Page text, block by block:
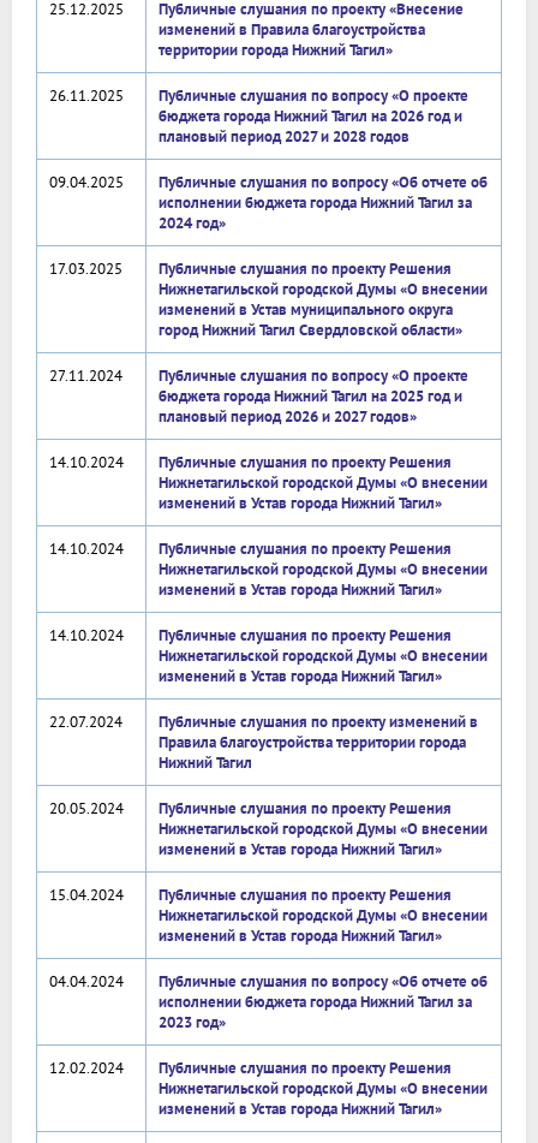
25.12.2025
Публичные слушания по проекту «Внесение
изменений в Правила благоустройства
территории города Нижний Тагил»
26.11.2025
Публичные слушания по вопросу «О проекте
бюджета города Нижний Тагил на 2026 год и
плановый период 2027 и 2028 годов
09.04.2025
Публичные слушания по вопросу «Об отчете об
исполнении бюджета города Нижний Тагил за
2024 год»
17.03.2025
Публичные слушания по проекту Решения
Нижнетагильской городской Думы «О внесении
изменений в Устав муниципального округа
город Нижний Тагил Свердловской области»
27.11.2024
Публичные слушания по вопросу «О проекте
бюджета города Нижний Тагил на 2025 год и
плановый период 2026 и 2027 годов»
14.10.2024
Публичные слушания по проекту Решения
Нижнетагильской городской Думы «О внесении
изменений в Устав города Нижний Тагил»
14.10.2024
Публичные слушания по проекту Решения
Нижнетагильской городской Думы «О внесении
изменений в Устав города Нижний Тагил»
14.10.2024
Публичные слушания по проекту Решения
Нижнетагильской городской Думы «О внесении
изменений в Устав города Нижний Тагил»
22.07.2024
Публичные слушания по проекту изменений в
Правила благоустройства территории города
Нижний Тагил
20.05.2024
Публичные слушания по проекту Решения
Нижнетагильской городской Думы «О внесении
изменений в Устав города Нижний Тагил»
15.04.2024
Публичные слушания по проекту Решения
Нижнетагильской городской Думы «О внесении
изменений в Устав города Нижний Тагил»
04.04.2024
Публичные слушания по вопросу «Об отчете об
исполнении бюджета города Нижний Тагил за
2023 год»
12.02.2024
Публичные слушания по проекту Решения
Нижнетагильской городской Думы «О внесении
изменений в Устав города Нижний Тагил»